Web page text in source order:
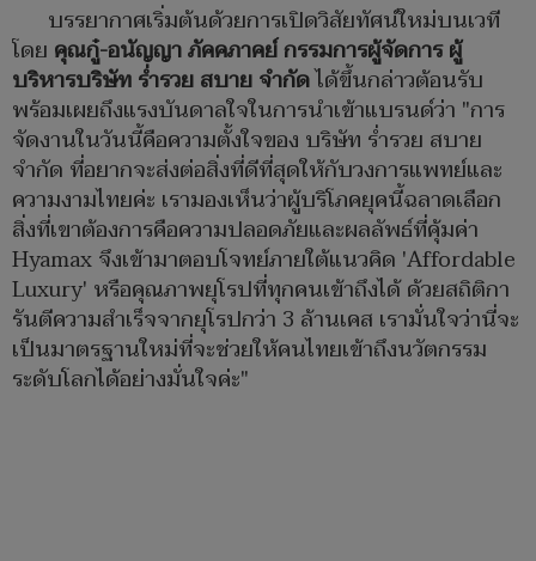
บรรยากาศเริ่มต้นด้วยการเปิดวิสัยทัศน์ใหม่บนเวที
โดย คุณกู๋-อนัญญา ภัคคภาคย์ กรรมการผู้จัดการ ผู้
บริหารบริษัท ร่ำรวย สบาย จำกัดได้ขึ้นกล่าวต้อนรับ
พร้อมเผยถึงแรงบันดาลใจในการนำเข้าแบรนด์ว่า "การ
จัดงานในวันนี้คือความตั้งใจของ บริษัท ร่ำรวย สบาย
จำกัด ที่อยากจะส่งต่อสิ่งที่ดีที่สุดให้กับวงการแพทย์และ
ความงามไทยค่ะ เรามองเห็นว่าผู้บริโภคยุคนี้ฉลาดเลือก
สิ่งที่เขาต้องการคือความปลอดภัยและผลลัพธ์ที่คุ้มค่า
Hyamax จึงเข้ามาตอบโจทย์ภายใต้แนวคิด 'Affordable
Luxury' หรือคุณภาพยุโรปที่ทุกคนเข้าถึงได้ ด้วยสถิติกา
รันตีความสำเร็จจากยุโรปกว่า 3 ล้านเคส เรามั่นใจว่านี่จะ
เป็นมาตรฐานใหม่ที่จะช่วยให้คนไทยเข้าถึงนวัตกรรม
ระดับโลกได้อย่างมั่นใจค่ะ"